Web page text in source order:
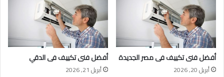
أفضل فنى تكييف فى مصر الجديدة
أبريل 20, 2026
أفضل فنى تكييف فى الدقي
أبريل 21, 2026